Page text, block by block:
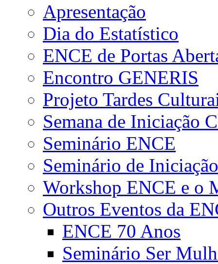
Apresentação
Dia do Estatístico
ENCE de Portas
Encontro GENERIS
Projeto Tardes
Semana de Iniciação
Seminário ENCE
Seminário de
Workshop ENCE e o
Outros Eventos da
ENCE 70 Anos
Seminário Ser